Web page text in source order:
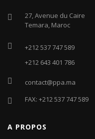
27, Avenue du Caire
Temara, Maroc
+212 537 747 589
+212 643 401 786
contact@ppa.ma
FAX: +212 537 747 589
A PROPOS